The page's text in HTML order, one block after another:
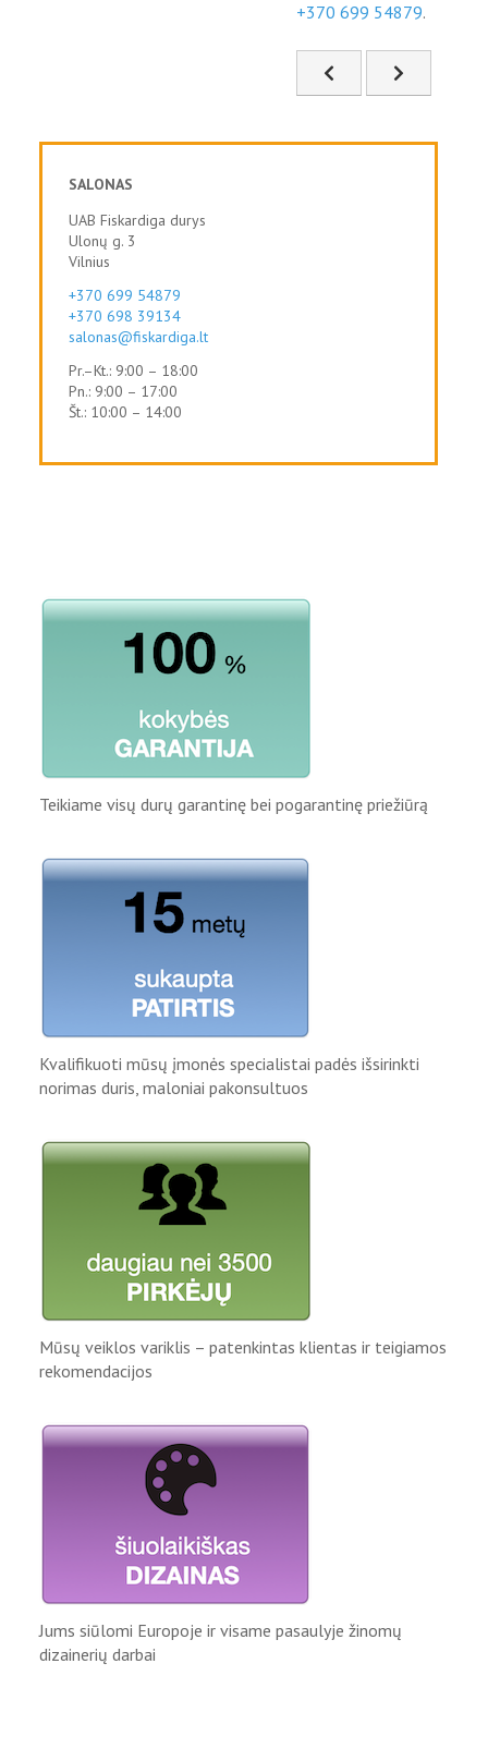
+370 699 54879.
Ankstesnis straipsnis:
Kitas
SALONAS
UAB Fiskardiga durys
Ulonų g. 3
Vilnius
+370 699 54879
+370 698 39134
salonas@fiskardiga.lt
Pr.–Kt.: 9:00 – 18:00
Pn.: 9:00 – 17:00
Št.: 10:00 – 14:00
Teikiame visų durų garantinę bei pogarantinę priežiūrą
Kvalifikuoti mūsų įmonės specialistai padės išsirinkti
norimas duris, maloniai pakonsultuos
Mūsų veiklos variklis – patenkintas klientas ir teigiamos
rekomendacijos
Jums siūlomi Europoje ir visame pasaulyje žinomų
dizainerių darbai